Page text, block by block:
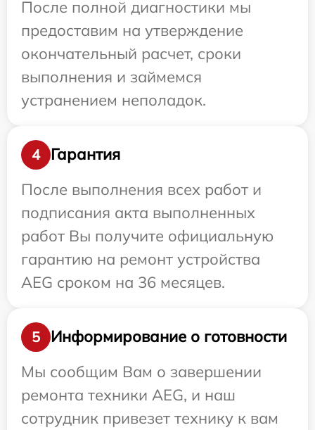
После полной диагностики мы
предоставим на утверждение
окончательный расчет, сроки
выполнения и займемся
устранением неполадок.
4
Гарантия
После выполнения всех работ и
подписания акта выполненных
работ Вы получите официальную
гарантию на ремонт устройства
AEG сроком на 36 месяцев.
5
Информирование о готовности
Мы сообщим Вам о завершении
ремонта техники AEG, и наш
сотрудник привезет технику к вам